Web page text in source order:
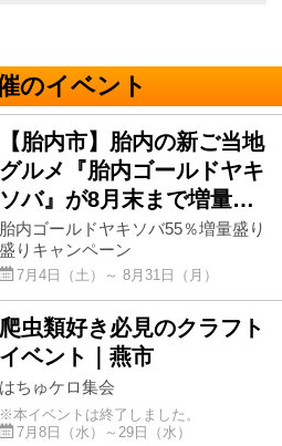
のイベント
【胎内市】胎内の新ご当地
グルメ『胎内ゴールドヤキ
ソバ』が8月末まで増量…
胎内ゴールドヤキソバ55％増量盛り
盛りキャンペーン
7月4日（土）～ 8月31日（月）
爬虫類好き必見のクラフト
イベント｜燕市
はちゅケロ集会
※本イベントは終了しました。
7月8日（水）～29日（水）